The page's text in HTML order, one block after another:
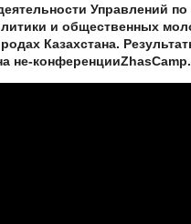
Управлений
и общественных
Казахстана.
не-конференцииZhasCamp.